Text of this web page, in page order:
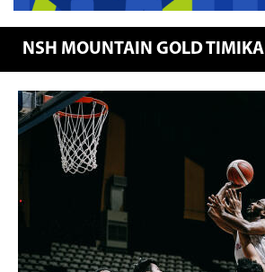
NSH MOUNTAIN GOLD TIMIKA